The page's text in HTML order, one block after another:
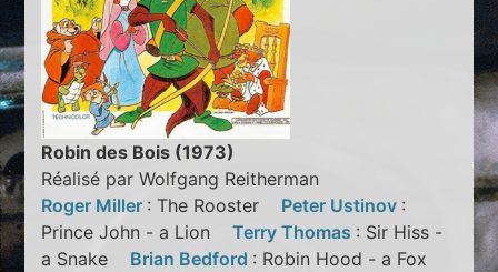
Robin des Bois (1973)
Réalisé par Wolfgang Reitherman
Roger Miller : The Rooster Peter Ustinov :
Prince John - a LionTerry Thomas : Sir Hiss -
a Snake Brian Bedford : Robin Hood - a Fox